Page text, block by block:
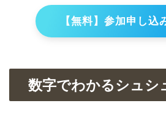
【無料】参加申し込
数字でわかるシュシ